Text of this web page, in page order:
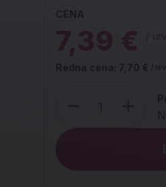
CENA
7,39 €
Redna cena: 7,70 € /